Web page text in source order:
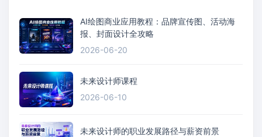
AI绘图商业应用教程：品牌宣传图、活动海
报、封面设计全攻略
2026-06-20
未来设计师课程
2026-06-10
未来设计师的职业发展路径与薪资前景